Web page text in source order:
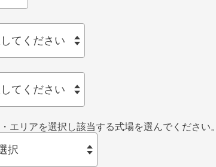
エリアを選択し該当する式場を選んでください。